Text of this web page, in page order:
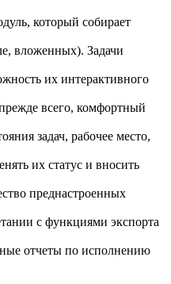
который собирает
вложенных). Задачи
их интерактивного
всего, комфортный
задач, рабочее место,
их статус и вносить
преднастроенных
с функциями экспорта
отчеты по исполнению